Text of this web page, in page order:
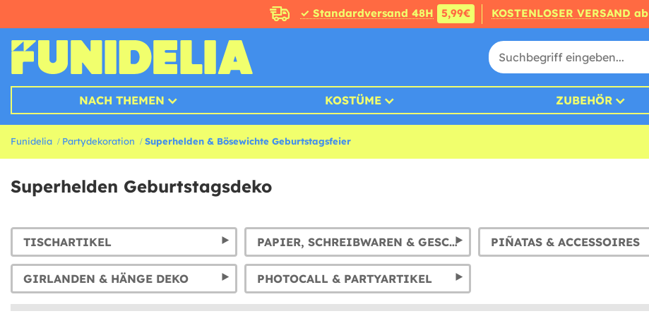
✓ Standardversand 48H 5,99€ KOSTENLOSER VERSAND ab
NACH THEMEN KOSTÜME ZUBEHÖR
Funidelia Partydekoration Superhelden & Bösewichte Geburtstagsfeier
Superhelden Geburtstagsdeko
TISCHARTIKEL PAPIER, SCHREIBWAREN & GESCHENKE PIÑATAS & ACCESSOIRES
GIRLANDEN & HÄNGE DEKO PHOTOCALL & PARTYARTIKEL